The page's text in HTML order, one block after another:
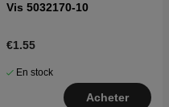
Vis 5032170-10
€1.55
En stock
Acheter